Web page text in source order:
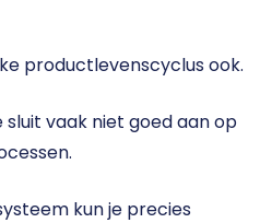
productlevenscyclus ook.
vaak niet goed aan op
kun je precies